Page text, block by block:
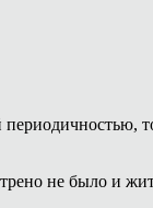
не было и